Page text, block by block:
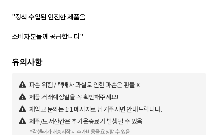
"정식 수입된 안전한 제품을
소비자분들께 공급합니다"
유의사항
파손 위험 / 택배사 과실로 인한 파손은 환불 X
제품 거래예정일을 꼭 확인해주세요!
재입고 문의는 1:1 메시지로 남겨주시면 안내드립니다.
제주/도서산간은 추가운송료가 발생될 수 있음
*각 셀러가 배송시작 시 추가비용을 요청할 수 있음